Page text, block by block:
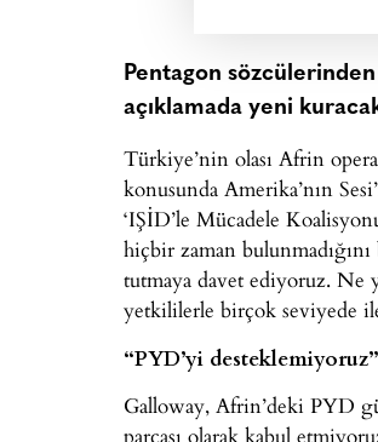
Pentagon sözcülerinden
açıklamada yeni
Türkiye’nin olası Afrin
konusunda Amerika’nın
‘IŞİD’le Mücadele
hiçbir zaman
tutmaya davet ediyoruz. Ne
yetkililerle birçok seviyede
“PYD’yi desteklemiyoruz”
Galloway, Afrin’deki PYD
parçası olarak kabul